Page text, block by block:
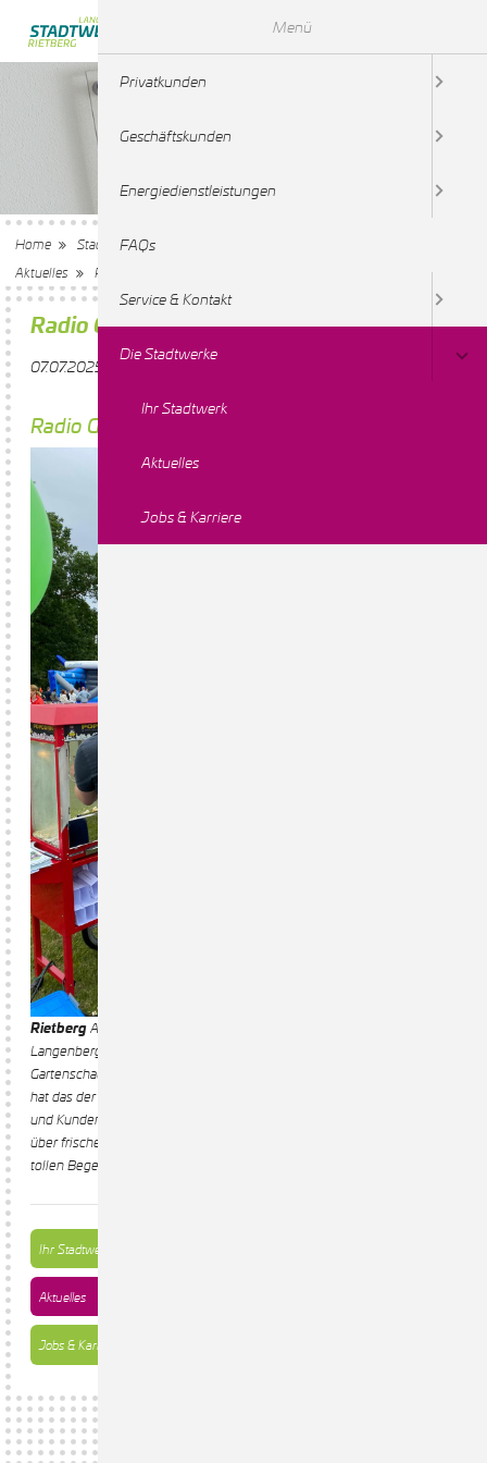
Home Stadtwerke Rietberg-Langenberg
Aktuelles
Radio Gütersloh Sommerfest
Radio Gütersloh Sommerfest
07.07.2025 12:37
Radio Gütersloh im Gartenschaupark Rietberg !
RietbergAm 07.07.2025 waren wir mit den Stadtwerken Rietberg -
Langenberg GmbH beim Sommerfest von Radio Gütersloh im
Gartenschaupark Rietberg vertreten. Auch wenn es kalt und windig war,
hat das der guten Stimmung keinen Abbruch getan. Unsere Kundinnen
und Kunden haben sich über viele interessante Gespräche und natürlich
über frisches Popcorn gefreut. Es war ein rundum gelungener Tag mit
tollen Begegnungen.
Ihr Stadtwerk
Aktuelles
Jobs & Karriere
Menü
Privatkunden
Geschäftskunden
Energiedienstleistungen
FAQs
Service & Kontakt
Die Stadtwerke
Ihr Stadtwerk
Aktuelles
Jobs & Karriere